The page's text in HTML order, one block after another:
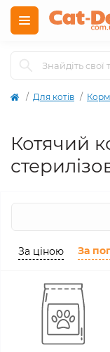
Для котів Корм
Котячий
За ціною За